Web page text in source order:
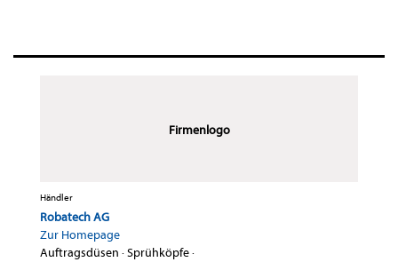
Firmenlogo
Händler
Robatech AG
Zur Homepage
Auftragsdüsen ·Sprühköpfe·